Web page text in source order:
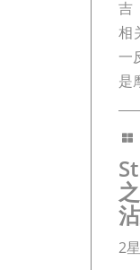
吉
相
一
是
2